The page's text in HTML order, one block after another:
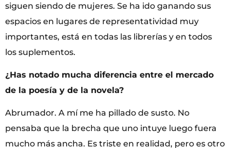
siguen siendo de mujeres. Se ha ido ganando sus
espacios en lugares de representatividad muy
importantes, está en todas las librerías y en todos
los suplementos.
¿Has notado mucha diferencia entre el mercado
de la poesía y de la novela?
Abrumador. A mí me ha pillado de susto. No
pensaba que la brecha que uno intuye luego fuera
mucho más ancha. Es triste en realidad, pero es otro